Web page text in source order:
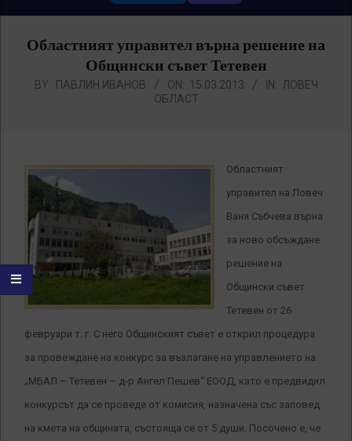
Областният управител върна решение на
Общински съвет Тетевен
BY: ПАВЛИН ИВАНОВ ON: 15.03.2013 IN: ЛОВЕЧ
ОБЛАСТ
Областният
управител на Ловеч
Ваня Събчева върна
за ново обсъждане
решение на
Общински съвет
Тетевен от 26
февруари т. г. С него Общинският съвет е открил процедура
за провеждане на конкурс за възлагане на управлението на
„МБАЛ – Тетевен – д-р Ангел Пешев“ ЕООД, като е предвидил
конкурсът да се проведе от комисия, назначена със заповед
на кмета на общината, състояща се от 5 души. Посочено е, че